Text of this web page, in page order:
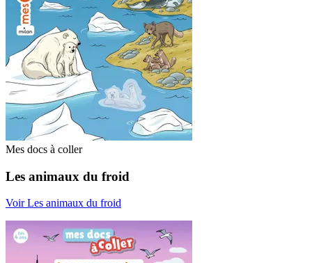
Mes docs à coller
Les animaux du froid
Voir Les animaux du froid